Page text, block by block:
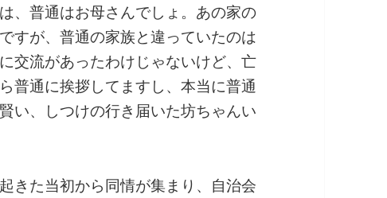
、普通はお母さんでしょ。あの家の
すが、普通の家族と違っていたのは
交流があったわけじゃないけど、亡
普通に挨拶してますし、本当に普通
い、しつけの行き届いた坊ちゃんい
きた当初から同情が集まり、自治会